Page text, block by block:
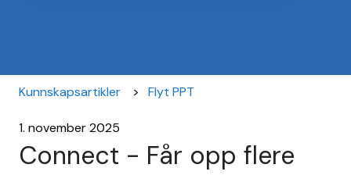
Kunnskapsartikler Flyt PPT
1. november 2025
Connect - Får opp flere